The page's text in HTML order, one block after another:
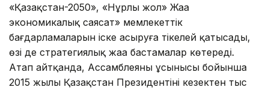
«Қазақстан-2050», «Нұрлы жол» Жаңа
экономикалық саясат» мемлекеттік
бағдарламаларын іске асыруға тікелей қатысады,
өзі де стратегиялық жаңа бастамалар көтереді.
Атап айтқанда, Ассамблеяның ұсынысы бойынша
2015 жылы Қазақстан Президентінің кезектен тыс